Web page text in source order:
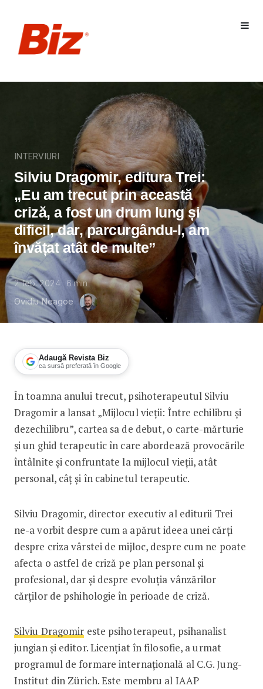
INTERVIURI
Silviu Dragomir, editura Trei:
„Eu am trecut prin această
criză, a fost un drum lung și
dificil, dar, parcurgându-l, am
învățat atât de multe”
2 feb. 2024 6 min
Ovidiu Neagoe
Adaugă Revista Biz
ca sursă preferată în Google
Silviu Dragomir, editura Trei: „Eu
În toamna anului trecut, psihoterapeutul Silviu
Dragomir a lansat „Mijlocul vieții: Între echilibru și
dezechilibru”, cartea sa de debut, o carte-mărturie
și un ghid terapeutic în care abordează provocările
întâlnite și confruntate la mijlocul vieții, atât
personal, câț și în cabinetul terapeutic.
Silviu Dragomir, director executiv al editurii Trei
ne-a vorbit despre cum a apărut ideea unei cărți
despre criza vârstei de mijloc, despre cum ne poate
afecta o astfel de criză pe plan personal și
profesional, dar și despre evoluția vânzărilor
cărților de pshihologie în perioade de criză.
Silviu Dragomir este psihoterapeut, psihanalist
jungian și editor. Licențiat în filosofie, a urmat
programul de formare internațională al C.G. Jung-
Institut din Zürich. Este membru al IAAP